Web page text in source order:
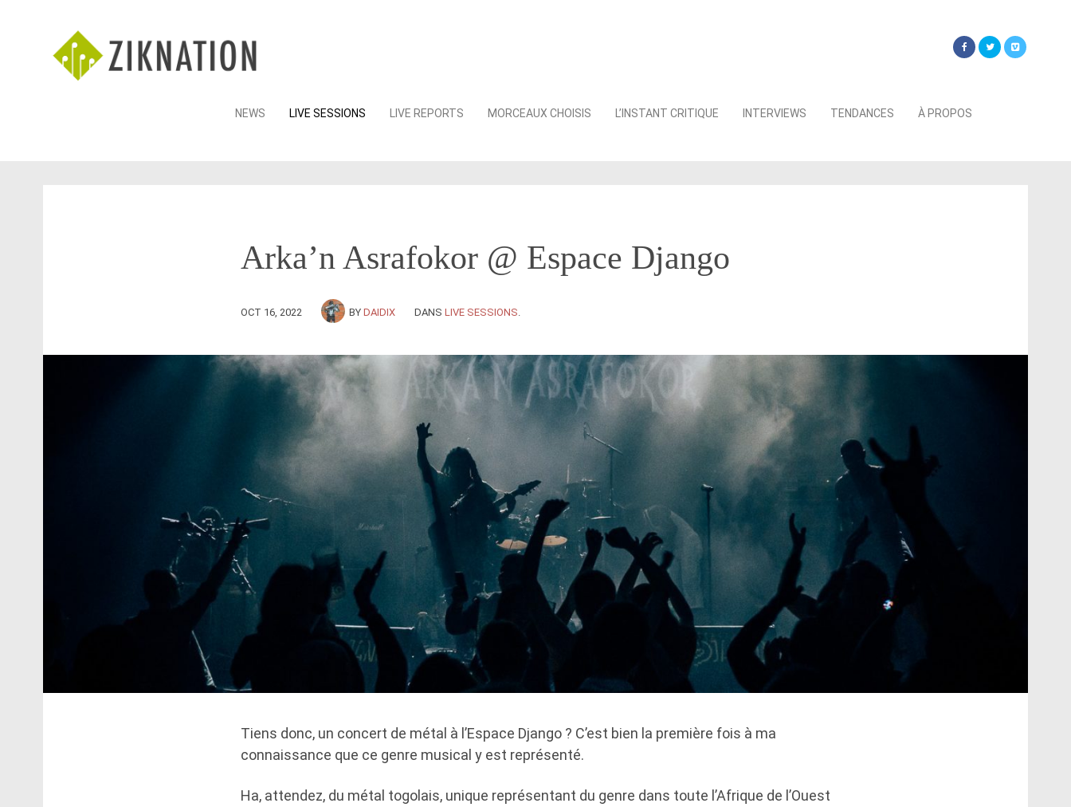
Skip
NEWS LIVE SESSIONS LIVE REPORTS MORCEAUX CHOISIS L’INSTANT CRITIQUE INTERVIEWS TENDANCES À PROPOS
Arka’n Asrafokor @ Espace Django
OCT 16, 2022 BY DAIDIX DANS LIVE SESSIONS
Tiens donc, un concert de métal à l’Espace Django ? C’est bien la première fois à ma
connaissance que ce genre musical y est représenté.
Ha, attendez, du métal togolais, unique représentant du genre dans toute l’Afrique de l’Ouest